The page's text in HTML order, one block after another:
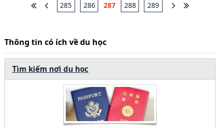
285 286 287 288 289
Thông tin có ích về du học
Tìm kiếm nơi du học